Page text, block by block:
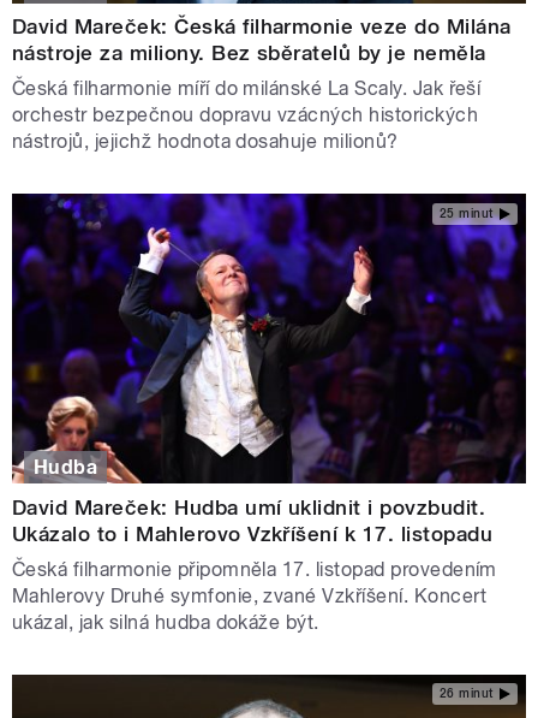
David Mareček: Česká filharmonie veze do Milána
nástroje za miliony. Bez sběratelů by je neměla
Česká filharmonie míří do milánské La Scaly. Jak řeší
orchestr bezpečnou dopravu vzácných historických
nástrojů, jejichž hodnota dosahuje milionů?
25 minut
Hudba
David Mareček: Hudba umí uklidnit i povzbudit.
Ukázalo to i Mahlerovo Vzkříšení k 17. listopadu
Česká filharmonie připomněla 17. listopad provedením
Mahlerovy Druhé symfonie, zvané Vzkříšení. Koncert
ukázal, jak silná hudba dokáže být.
26 minut